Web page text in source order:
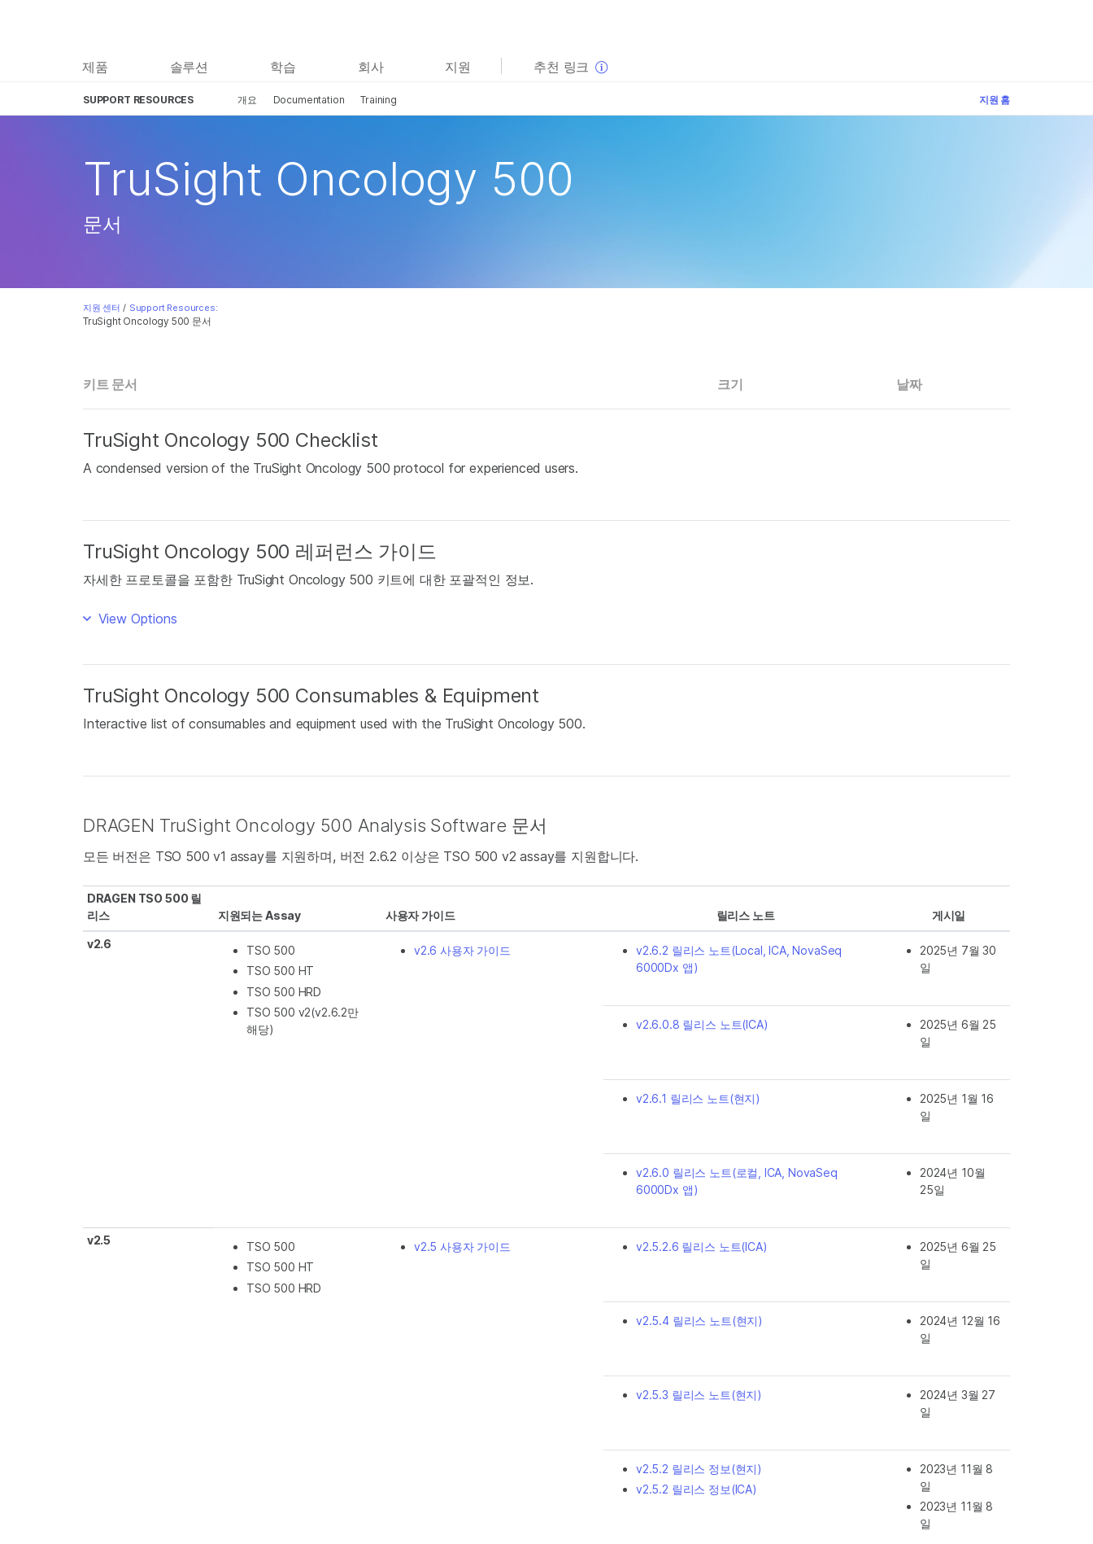
제품 솔루션 학습 회사 지원 추천 링크
SUPPORT RESOURCES 개요 Documentation Training 지원 홈
TruSight Oncology 500 문서
TruSight Oncology 500
문서
지원 센터 / Support Resources:
키트 문서 크기 날짜
TruSight Oncology 500 Checklist
A condensed version of the TruSight Oncology 500 protocol for experienced users.
TruSight Oncology 500 레퍼런스 가이드
자세한 프로토콜을 포함한 TruSight Oncology 500 키트에 대한 포괄적인 정보.
View Options
TruSight Oncology 500 Consumables & Equipment
Interactive list of consumables and equipment used with the TruSight Oncology 500.
DRAGEN TruSight Oncology 500 Analysis Software 문서
모든 버전은 TSO 500 v1 assay를 지원하며, 버전 2.6.2 이상은 TSO 500 v2 assay를 지원합니다.
DRAGEN TSO 500 릴
리스
지원되는 Assay 사용자 가이드 릴리스 노트 게시일
v2.6
TSO 500
TSO 500 HT
TSO 500 HRD
TSO 500 v2(v2.6.2만
해당)
v2.6 사용자 가이드
v2.6.2 릴리스 노트(Local, ICA, NovaSeq
6000Dx 앱)
2025년 7월 30
일
v2.6.0.8 릴리스 노트(ICA)
2025년 6월 25
일
v2.6.1 릴리스 노트(현지)
2025년 1월 16
일
v2.6.0 릴리스 노트(로컬, ICA, NovaSeq
6000Dx 앱)
2024년 10월
25일
v2.5
TSO 500
TSO 500 HT
TSO 500 HRD
v2.5 사용자 가이드 v2.5.2.6 릴리스 노트(ICA)
2025년 6월 25
일
v2.5.4 릴리스 노트(현지)
2024년 12월 16
일
v2.5.3 릴리스 노트(현지)
2024년 3월 27
일
v2.5.2 릴리스 정보(현지)
v2.5.2 릴리스 정보(ICA)
2023년 11월 8
일
2023년 11월 8
일
보다 관련성이 높은 콘텐츠를 확인하실 수 있습니다. 주요
관심 분야를 선택해 주세요:
암 연구
복합 질환 연구